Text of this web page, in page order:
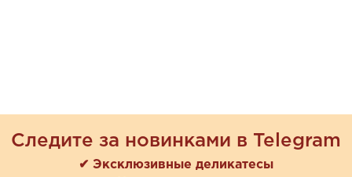
Следите за новинками в Telegram
✔ Эксклюзивные деликатесы